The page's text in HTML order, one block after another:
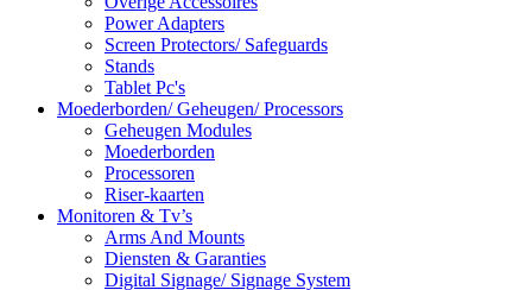
Power Adapters
Screen Protectors/ Safeguards
Stands
Tablet Pc's
Moederborden/ Geheugen/ Processors
Geheugen Modules
Moederborden
Processoren
Riser-kaarten
Monitoren & Tv’s
Arms And Mounts
Diensten & Garanties
Digital Signage/ Signage System